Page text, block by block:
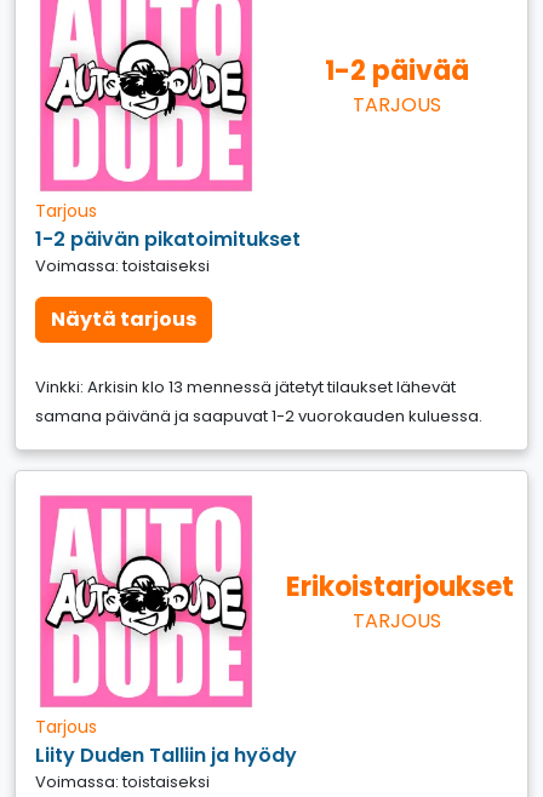
1-2 päivää
TARJOUS
Tarjous
1-2 päivän pikatoimitukset
Voimassa: toistaiseksi
Näytä tarjous
Vinkki: Arkisin klo 13 mennessä jätetyt tilaukset lähevät
samana päivänä ja saapuvat 1-2 vuorokauden kuluessa.
Erikoistarjoukset
TARJOUS
Tarjous
Liity Duden Talliin ja hyödy
Voimassa: toistaiseksi